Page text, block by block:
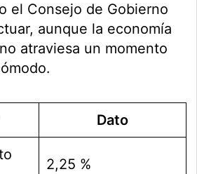
el Consejo de Gobierno
aunque la economía
atraviesa un momento
Dato
2,25 %